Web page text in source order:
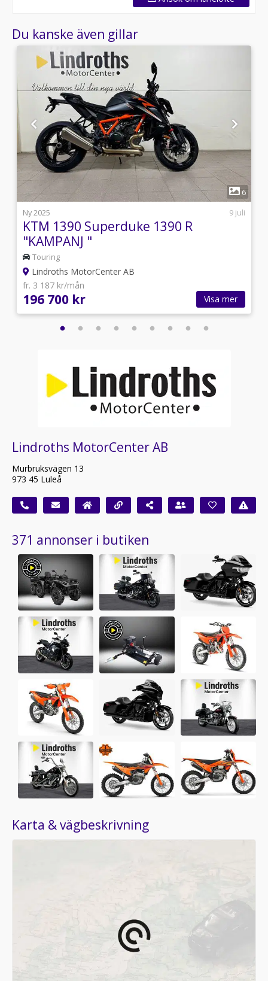
Du kanske även gillar
6
Ny 2025
9 juli
KTM 1390 Superduke 1390 R
"KAMPANJ "
Touring
Lindroths MotorCenter AB
fr. 3 187 kr/mån
196 700 kr Visa mer
Lindroths MotorCenter AB
Murbruksvägen 13
973 45 Luleå
371 annonser i butiken
Karta & vägbeskrivning